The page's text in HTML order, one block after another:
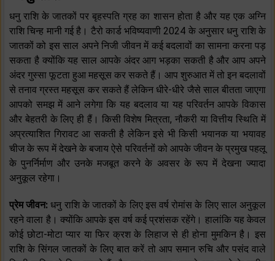
धनु राशि के जातकों पर बृहस्पति ग्रह का शासन होता है और यह एक अग्नि
राशि चिन्ह मानी गई है। टैरो कार्ड भविष्यवाणी 2024 के अनुसार धनु राशि के
जातकों को इस साल अपने निजी जीवन में कई बदलावों का सामना करना पड़
सकता है क्योंकि यह साल आपके अंदर आग भड़का सकती है और आप अपने
अंदर गुस्सा फूटता हुआ महसूस कर सकते हैं। आप शुरुआत में तो इन बदलावों
से तनाव ग्रस्त महसूस कर सकते हैं लेकिन धीरे-धीरे जैसे साल बीतता जाएगा
आपको समझ में आने लगेगा कि यह बदलाव या यह परिवर्तन आपके विकास
और बेहतरी के लिए ही हैं। किसी विशेष मित्रता, नौकरी या वित्तीय स्थिति में
अप्रत्याशित गिरावट आ सकती है लेकिन इसे भी किसी भयानक या भयावह
चीज के रूप में देखने के बजाय ऐसे परिवर्तनों को आपके जीवन के प्रमुख पहलू
के पुनर्निर्माण और उनके मजबूत करने के अवसर के रूप में देखना ज्यादा
अनुकूल रहेगा।
प्रेम जीवन: धनु राशि के जातकों के लिए इस वर्ष रोमांस के लिए साल अनुकूल
रहने वाला है। क्योंकि आपके इस वर्ष कई प्रशंसक रहेंगे। हालांकि यह केवल
कोई छोटा-मोटा प्यार या फिर क्रश के लिहाज से ही होना मुमकिन है। इस
राशि के सिंगल जातकों के लिए बात करें तो आप समान रुचि और पसंद वाले